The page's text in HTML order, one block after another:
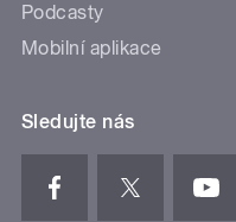
Podcasty
Mobilní aplikace
Sledujte nás